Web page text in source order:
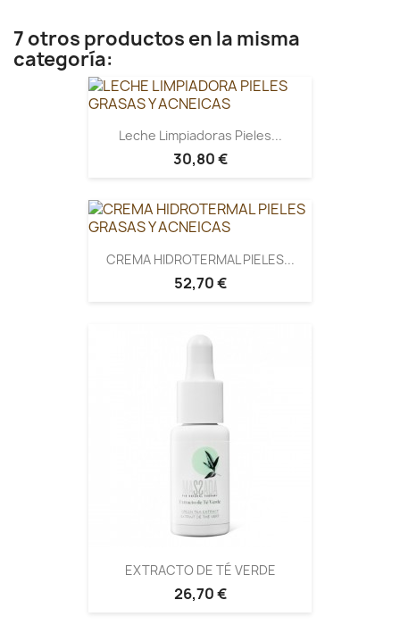
7 otros productos en la misma
categoría:
Leche Limpiadoras Pieles...
30,80 €
CREMA HIDROTERMAL PIELES...
52,70 €
EXTRACTO DE TÉ VERDE
26,70 €